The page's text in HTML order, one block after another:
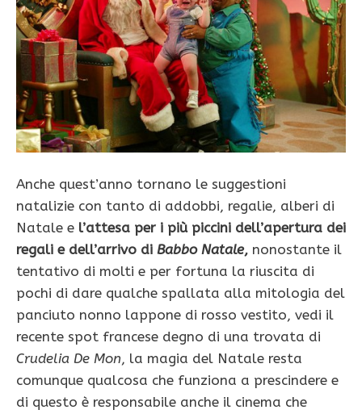
Anche quest’anno tornano le suggestioni
natalizie con tanto di addobbi, regalie, alberi di
Natale e l’attesa per i più piccini dell’apertura dei
regali e dell’arrivo di Babbo Natale, nonostante il
tentativo di molti e per fortuna la riuscita di
pochi di dare qualche spallata alla mitologia del
panciuto nonno lappone di rosso vestito, vedi il
recente spot francese degno di una trovata di
Crudelia De Mon, la magia del Natale resta
comunque qualcosa che funziona a prescindere e
di questo è responsabile anche il cinema che